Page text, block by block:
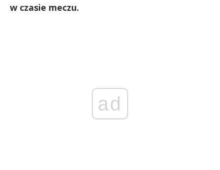
w czasie meczu.
ad